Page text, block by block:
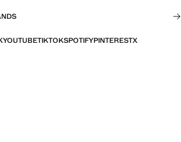
YOUTUBETIKTOKSPOTIFYPINTERESTX